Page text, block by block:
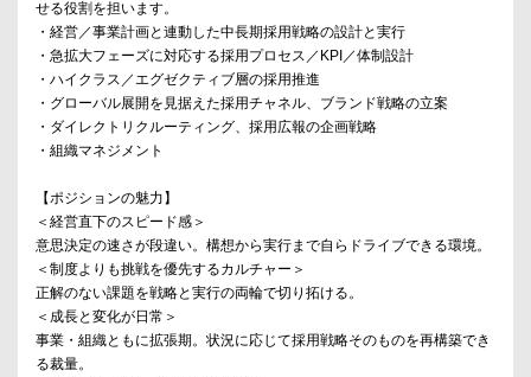
せる役割を担います。
・経営／事業計画と連動した中長期採用戦略の設計と実行
・急拡大フェーズに対応する採用プロセス／KPI／体制設計
・ハイクラス／エグゼクティブ層の採用推進
・グローバル展開を見据えた採用チャネル、ブランド戦略の立案
・ダイレクトリクルーティング、採用広報の企画戦略
・組織マネジメント
【ポジションの魅力】
＜経営直下のスピード感＞
意思決定の速さが段違い。構想から実行まで自らドライブできる環境。
＜制度よりも挑戦を優先するカルチャー＞
正解のない課題を戦略と実行の両輪で切り拓ける。
＜成長と変化が日常＞
事業・組織ともに拡張期。状況に応じて採用戦略そのものを再構築でき
る裁量。